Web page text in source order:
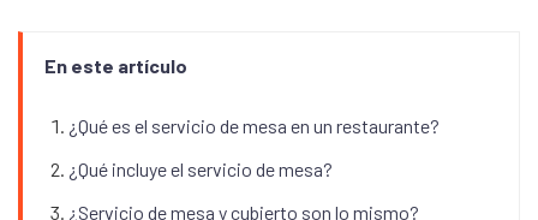
En este artículo
¿Qué es el servicio de mesa en un restaurante?
¿Qué incluye el servicio de mesa?
¿Servicio de mesa y cubierto son lo mismo?